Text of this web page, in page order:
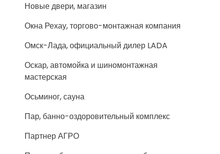
Новые двери, магазин
Окна Рехау, торгово-монтажная компания
Омск-Лада, официальный дилер LADA
Оскар, автомойка и шиномонтажная
мастерская
Осьминог, сауна
Пар, банно-оздоровительный комплекс
Партнер АГРО